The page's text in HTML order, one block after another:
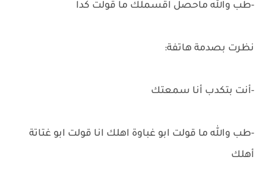
-طب والله ماحصل اقسملك ما قولت كدا
نظرت بصدمة هاتفة:
-أنت بتكدب أنا سمعتك
-طب والله ما قولت ابو غباوة اهلك انا قولت ابو غتاتة
أهلك